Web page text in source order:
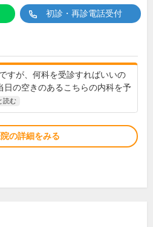
初診・再診電話受付
すが、何科を受診すればいいの
日の空きのあるこちらの内科を予
読む
の詳細をみる